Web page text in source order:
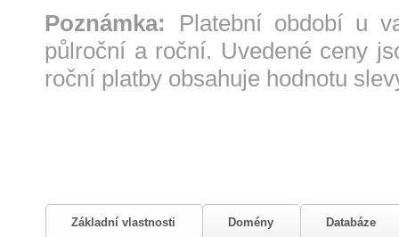
Poznámka:
Platební období u
půlroční a roční. Uvedené ceny
roční platby obsahuje hodnotu
Základní vlastnosti Domény Databáze